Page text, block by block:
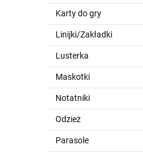
Karty do gry
Linijki/Zakładki
Lusterka
Maskotki
Notatniki
Odzież
Parasole